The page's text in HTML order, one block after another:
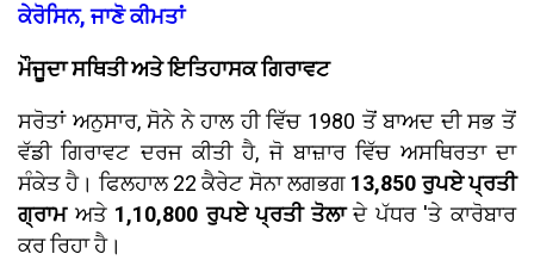
ਕੇਰੋਸਿਨ, ਜਾਣੋ ਕੀਮਤਾਂ
ਮੌਜੂਦਾ ਸਥਿਤੀ ਅਤੇ ਇਤਿਹਾਸਕ ਗਿਰਾਵਟ
ਸਰੋਤਾਂ ਅਨੁਸਾਰ, ਸੋਨੇ ਨੇ ਹਾਲ ਹੀ ਵਿੱਚ 1980 ਤੋਂ ਬਾਅਦ ਦੀ ਸਭ ਤੋਂ
ਵੱਡੀ ਗਿਰਾਵਟ ਦਰਜ ਕੀਤੀ ਹੈ, ਜੋ ਬਾਜ਼ਾਰ ਵਿੱਚ ਅਸਥਿਰਤਾ ਦਾ
ਸੰਕੇਤ ਹੈ। ਫਿਲਹਾਲ 22 ਕੈਰੇਟ ਸੋਨਾ ਲਗਭਗ 13,850 ਰੁਪਏ ਪ੍ਰਤੀ
ਗ੍ਰਾਮਅਤੇ 1,10,800 ਰੁਪਏ ਪ੍ਰਤੀ ਤੋਲਾਦੇ ਪੱਧਰ 'ਤੇ ਕਾਰੋਬਾਰ
ਕਰ ਰਿਹਾ ਹੈ।